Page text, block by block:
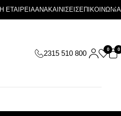
Η ΕΤΑΙΡΕΙΑΑΝΑΚΑΙΝΙΣΕΙΣΕΠΙΚΟΙΝΩΝΙΑ
2315 510 800 0 0